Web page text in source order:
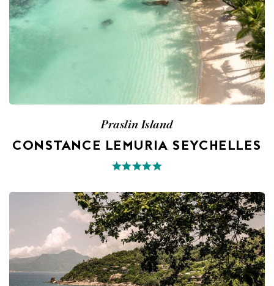
Praslin Island
CONSTANCE LEMURIA SEYCHELLES